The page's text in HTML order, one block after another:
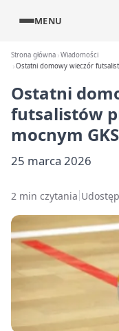
MENU
Strona główna Wiadomości
Ostatni domowy wieczór
Ostatni
futsalistów
mocnym
25 marca 2026
2 min czytania